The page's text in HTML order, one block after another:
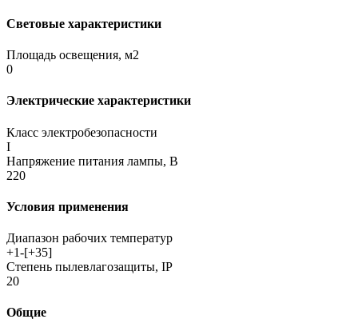
Световые характеристики
Площадь освещения, м2
0
Электрические характеристики
Класс электробезопасности
I
Напряжение питания лампы, В
220
Условия применения
Диапазон рабочих температур
+1-[+35]
Степень пылевлагозащиты, IP
20
Общие